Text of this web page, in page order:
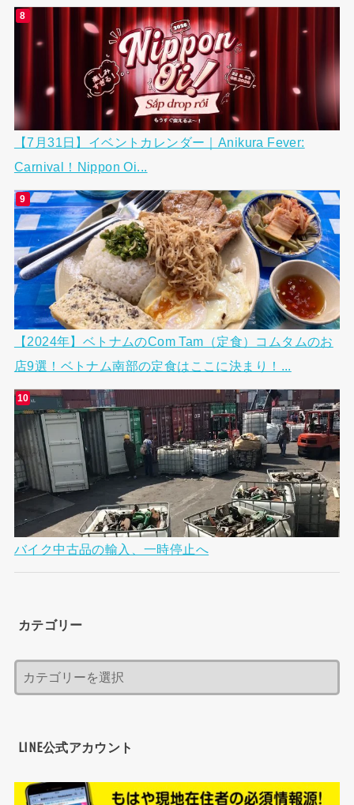
【7月31日】イベントカレンダー｜Anikura Fever:
Carnival！Nippon Oi...
【2024年】ベトナムのCom Tam（定食）コムタムのお
店9選！ベトナム南部の定食はここに決まり！...
バイク中古品の輸入、一時停止へ
カテゴリー
LINE公式アカウント